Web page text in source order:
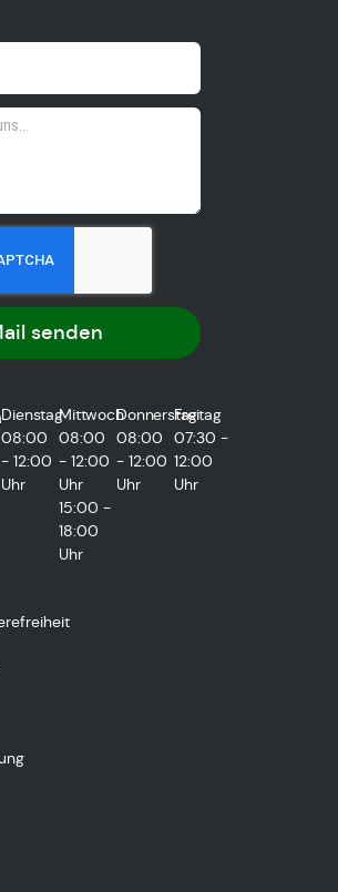
senden
Dienstag
08:00
- 12:00
Uhr
Mittwoch
08:00
- 12:00
Uhr
15:00 -
18:00
Uhr
Donnerstag
08:00
- 12:00
Uhr
Freitag
07:30 -
12:00
Uhr